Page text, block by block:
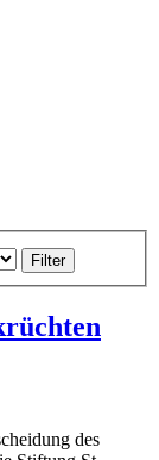
Filter
des